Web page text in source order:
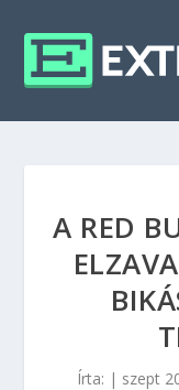
A RED
Írta: | szept